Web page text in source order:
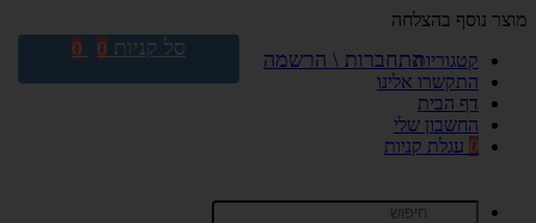
מוצר נוסף בהצלחה
קטגוריות
התקשרו אלינו
דף הבית
החשבון שלי
0 עגלת קניות
התחברות \ הרשמה סל קניות 0
0